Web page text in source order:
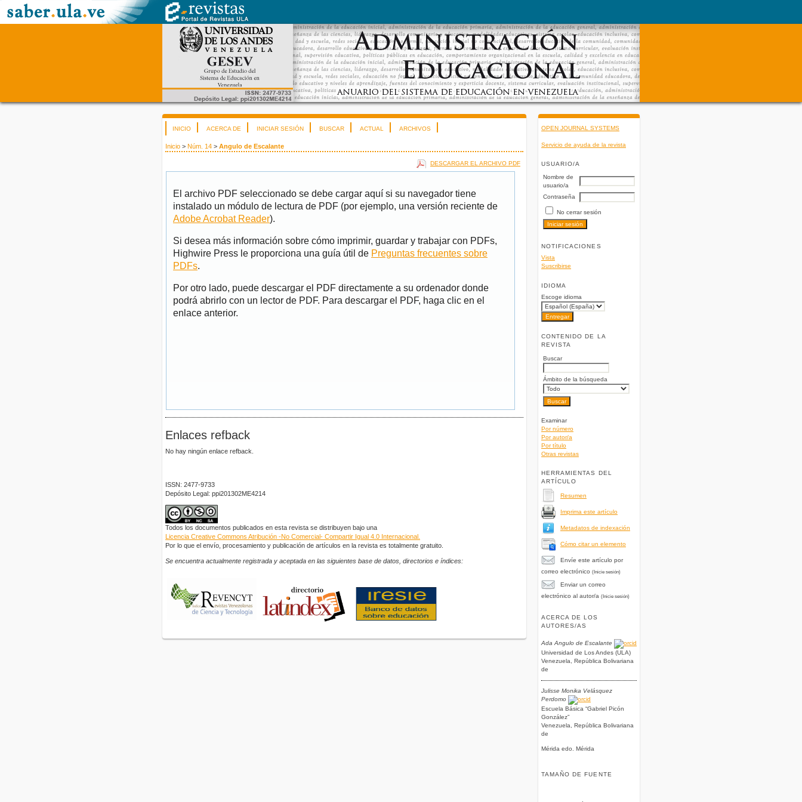
OPEN JOURNAL SYSTEMS
Servicio de ayuda de la revista
USUARIO/A
Nombre de
usuario/a
Contraseña
No cerrar sesión
NOTIFICACIONES
Vista
Suscribirse
IDIOMA
Escoge idioma
CONTENIDO DE LA
REVISTA
Buscar
Ámbito de la búsqueda
Examinar
Por número
Por autor/a
Por título
Otras revistas
HERRAMIENTAS DEL
ARTÍCULO
Resumen
Imprima este artículo
Metadatos de indexación
Cómo citar un elemento
Envíe este artículo por
correo electrónico (Inicie sesión)
Enviar un correo
electrónico al autor/a (Inicie sesión)
ACERCA DE LOS
AUTORES/AS
Ada Angulo de Escalante
Universidad de Los Andes (ULA)
Venezuela, República Bolivariana
de
Julisse Monika Velásquez
Perdomo
Escuela Básica “Gabriel Picón
González”
Venezuela, República Bolivariana
de
Mérida edo. Mérida
TAMAÑO DE FUENTE
INICIO ACERCA DE INICIAR SESIÓN BUSCAR ACTUAL ARCHIVOS
Inicio > Núm. 14 > Angulo de Escalante
DESCARGAR EL ARCHIVO PDF
El archivo PDF seleccionado se debe cargar aquí si su navegador tiene
instalado un módulo de lectura de PDF (por ejemplo, una versión reciente de
Adobe Acrobat Reader).
Si desea más información sobre cómo imprimir, guardar y trabajar con PDFs,
Highwire Press le proporciona una guía útil de Preguntas frecuentes sobre
PDFs.
Por otro lado, puede descargar el PDF directamente a su ordenador donde
podrá abrirlo con un lector de PDF. Para descargar el PDF, haga clic en el
enlace anterior.
Enlaces refback
No hay ningún enlace refback.
ISSN: 2477-9733
Depósito Legal: ppi201302ME4214
Todos los documentos publicados en esta revista se distribuyen bajo una
Licencia Creative Commons Atribución -No Comercial- Compartir Igual 4.0 Internacional.
Por lo que el envío, procesamiento y publicación de artículos en la revista es totalmente gratuito.
Se encuentra actualmente registrada y aceptada en las siguientes base de datos, directorios e índices: